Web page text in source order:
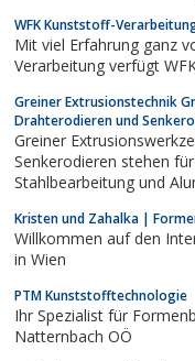
WFK Kunststoff-
Mit viel Erfahrung ganz
Verarbeitung verfügt
Greiner Extrusionstechnik
Drahterodieren und
Greiner
Senkerodieren stehen für
Stahlbearbeitung und
und PCE. Greiner steht
Extrusion von der...
Kristen und Zahalka |
Willkommen auf den
in Wien
PTM Kunststofftechnologie
Ihr Spezialist für
Natternbach OÖ